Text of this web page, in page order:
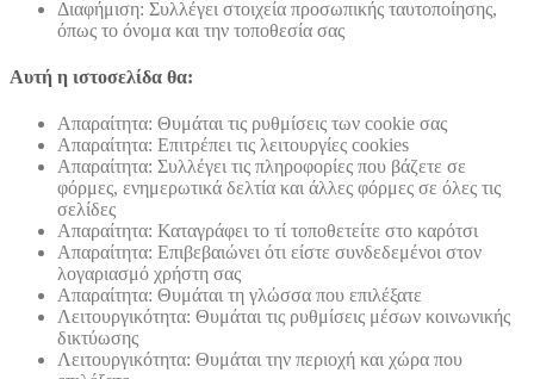
Διαφήμιση: Συλλέγει στοιχεία προσωπικής ταυτοποίησης,
όπως το όνομα και την τοποθεσία σας
Αυτή η ιστοσελίδα θα:
Απαραίτητα: Θυμάται τις ρυθμίσεις των cookie σας
Απαραίτητα: Επιτρέπει τις λειτουργίες cookies
Απαραίτητα: Συλλέγει τις πληροφορίες που βάζετε σε
φόρμες, ενημερωτικά δελτία και άλλες φόρμες σε όλες τις
σελίδες
Απαραίτητα: Καταγράφει το τί τοποθετείτε στο καρότσι
Απαραίτητα: Επιβεβαιώνει ότι είστε συνδεδεμένοι στον
λογαριασμό χρήστη σας
Απαραίτητα: Θυμάται τη γλώσσα που επιλέξατε
Λειτουργικότητα: Θυμάται τις ρυθμίσεις μέσων κοινωνικής
δικτύωσης
Λειτουργικότητα: Θυμάται την περιοχή και χώρα που